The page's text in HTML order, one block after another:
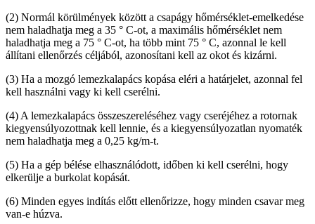
(2) Normál körülmények között a csapágy hőmérséklet-emelkedése
nem haladhatja meg a 35 ° C-ot, a maximális hőmérséklet nem
haladhatja meg a 75 ° C-ot, ha több mint 75 ° C, azonnal le kell
állítani ellenőrzés céljából, azonosítani kell az okot és kizárni.
(3) Ha a mozgó lemezkalapács kopása eléri a határjelet, azonnal fel
kell használni vagy ki kell cserélni.
(4) A lemezkalapács összeszereléséhez vagy cseréjéhez a rotornak
kiegyensúlyozottnak kell lennie, és a kiegyensúlyozatlan nyomaték
nem haladhatja meg a 0,25 kg/m-t.
(5) Ha a gép bélése elhasználódott, időben ki kell cserélni, hogy
elkerülje a burkolat kopását.
(6) Minden egyes indítás előtt ellenőrizze, hogy minden csavar meg
van-e húzva.